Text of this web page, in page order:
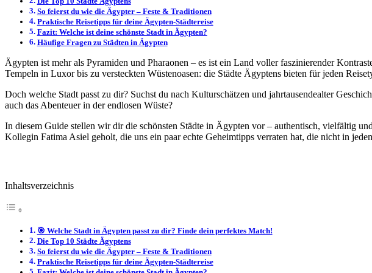
So feierst du wie die Ägypter – Feste & Traditionen
Praktische Reisetipps für deine Ägypten-Städtereise
Fazit: Welche ist deine schönste Stadt in Ägypten?
Häufige Fragen zu Städten in Ägypten
Ägypten ist mehr als Pyramiden und Pharaonen – es ist ein Land voller faszinierender
Tempeln in Luxor bis zu versteckten Wüstenoasen: die Städte Ägyptens bieten für jeden
Doch welche Stadt passt zu dir? Suchst du nach Kulturschätzen und jahrtausendealter
auch das Abenteuer in der endlosen Wüste?
In diesem Guide stellen wir dir die schönsten Städte in Ägypten vor – authentisch, vielfältig
Kollegin Fatima Asiel geholt, die uns ein paar echte Geheimtipps verraten hat, die nicht in
Inhaltsverzeichnis
🎯 Welche Stadt in Ägypten passt zu dir? Finde dein perfektes Match!
Die Top 10 Städte Ägyptens
So feierst du wie die Ägypter – Feste & Traditionen
Praktische Reisetipps für deine Ägypten-Städtereise